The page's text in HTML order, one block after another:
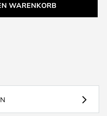
WARENKORB